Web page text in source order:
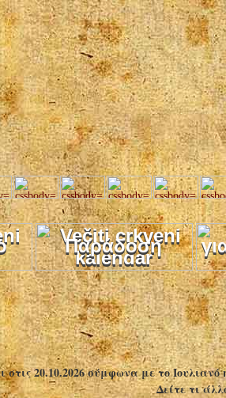
Παράδοση
στις 20.10.2026 σύμφωνα με το
Δείτε τι